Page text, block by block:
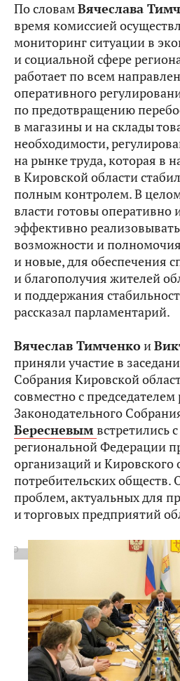
По словамВячеслава
время комиссией
мониторинг ситуации в
и социальной сфере
работает по всем
оперативного
по предотвращению
в магазины и на склады
необходимости,
на рынке труда, которая в
в Кировской области
полным контролем. В
власти готовы оперативно
эффективно
возможности и
и новые, для обеспечения
и благополучия жителей
и поддержания
рассказал парламентарий.
Вячеслав Тимченкои
приняли участие в
Собрания Кировской
совместно с
Законодательного
Бересневым встретились
региональной Федерации
организаций и Кировского
потребительских обществ.
проблем, актуальных для
и торговых предприятий